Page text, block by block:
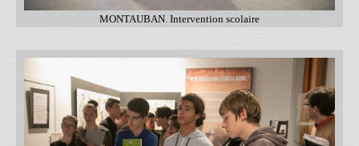
MONTAUBAN. Intervention scolaire